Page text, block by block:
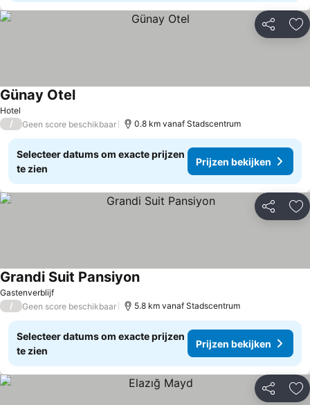
Delen
Hotel
Günay Otel
/ Geen score beschikbaar 0.8 km vanaf Stadscentrum
Selecteer datums om exacte prijzen
te zien
Prijzen bekijken
Delen
Gastenverblijf
Grandi Suit Pansiyon
/ Geen score beschikbaar 5.8 km vanaf Stadscentrum
Selecteer datums om exacte prijzen
te zien
Prijzen bekijken
Delen